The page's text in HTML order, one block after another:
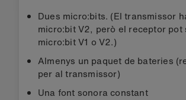
Dues micro:bits. (El transmissor
micro:bit V2, però el receptor pot
micro:bit V1 o V2.)
Almenys un paquet de bateries
per al transmissor)
Una font sonora constant